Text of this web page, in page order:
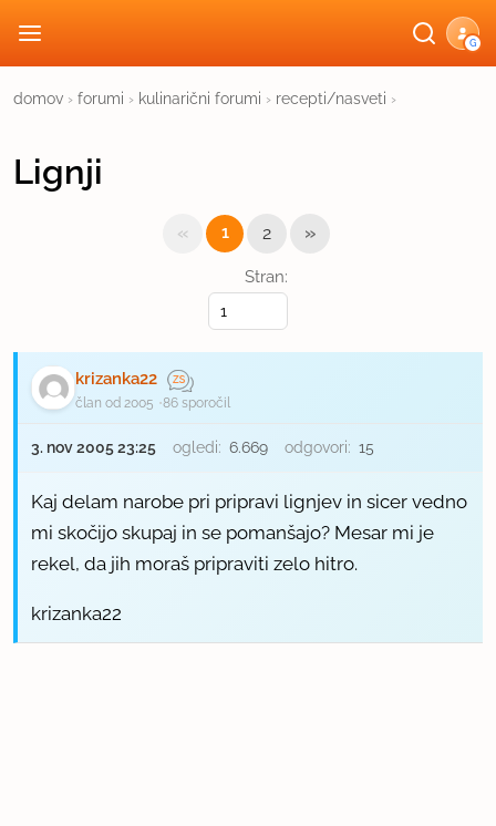
G
domov › forumi › kulinarični forumi › recepti/nasveti ›
Lignji
Stran:
« 1 2 »
krizanka22
član od 2005 86 sporočil
3. nov 2005 23:25 ogledi: 6.669 odgovori: 15
Kaj delam narobe pri pripravi lignjev in sicer vedno
mi skočijo skupaj in se pomanšajo? Mesar mi je
rekel, da jih moraš pripraviti zelo hitro.
krizanka22